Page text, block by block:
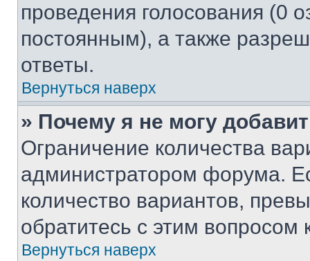
проведения голосования (0
постоянным), а также
ответы.
Вернуться наверх
» Почему я не могу
Ограничение количества
администратором форума.
количество вариантов,
обратитесь с этим вопросом
Вернуться наверх